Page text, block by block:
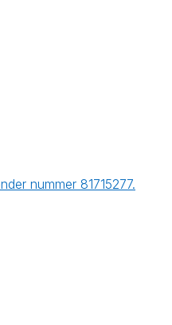
nummer 81715277.